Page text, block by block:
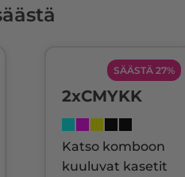
SÄÄSTÄ 27%
2xCMYKK
Katso komboon
kuuluvat kasetit